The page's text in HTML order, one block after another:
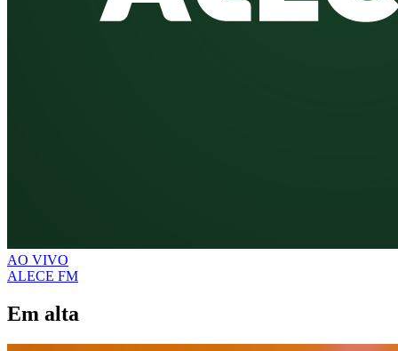
AO VIVO
ALECE FM
Em alta